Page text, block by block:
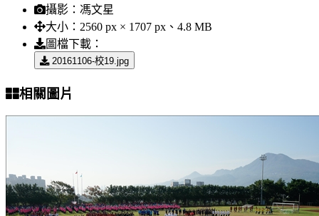
攝影： 馮文星
大小： 2560 px × 1707 px、4.8 MB
圖檔下載：
20161106-校19.jpg
相關圖片